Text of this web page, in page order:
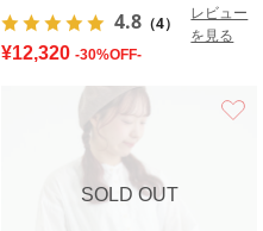
4.8 （4）
レビュー
を見る
¥12,320 -30%OFF-
SOLD OUT